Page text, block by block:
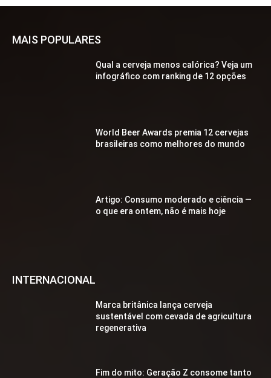
MAIS POPULARES
Qual a cerveja menos calórica? Veja um
infográfico com ranking de 12 opções
World Beer Awards premia 12 cervejas
brasileiras como melhores do mundo
Artigo: Consumo moderado e ciência —
o que era ontem, não é mais hoje
INTERNACIONAL
Marca britânica lança cerveja
sustentável com cevada de agricultura
regenerativa
Fim do mito: Geração Z consome tanto